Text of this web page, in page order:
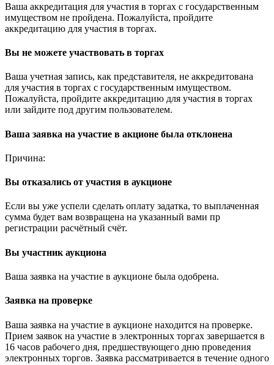
Ваша аккредитация для участия в торгах с государственным
имуществом не пройдена. Пожалуйста, пройдите
аккредитацию для участия в торгах.
Вы не можете участвовать в торгах
Ваша учетная запись, как представителя, не аккредитована
для участия в торгах с государственным имуществом.
Пожалуйста, пройдите аккредитацию для участия в торгах
или зайдите под другим пользователем.
Ваша заявка на участие в акционе была отклонена
Причина:
Вы отказались от участия в аукционе
Если вы уже успели сделать оплату задатка, то выплаченная
сумма будет вам возвращена на указанный вами пр
регистрации расчётный счёт.
Вы участник аукциона
Ваша заявка на участие в аукционе была одобрена.
Заявка на проверке
Ваша заявка на участие в аукционе находится на проверке.
Прием заявок на участие в электронных торгах завершается в
16 часов рабочего дня, предшествующего дню проведения
электронных торгов. Заявка рассматривается в течение одного